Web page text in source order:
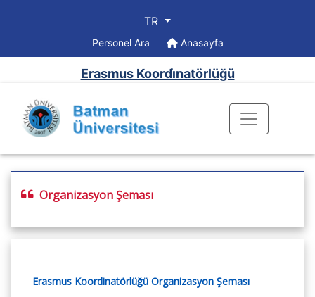
TR
Personel Ara Anasayfa
Erasmus Koordi̇natörlüğü
Organizasyon Şeması
Erasmus Koordinatörlüğü Organizasyon Şeması